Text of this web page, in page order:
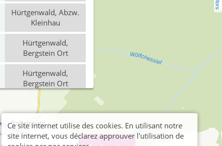
Hürtgenwald, Abzw.
Kleinhau
Hürtgenwald,
Bergstein Ort
Hürtgenwald,
Bergstein Ort
Hürtgenwald,
Bergstein Ort
Hürtgenwald, Abzw.
Kleinhau
Ce site internet utilise des cookies. En utilisant notre
site internet, vous déclarez approuver l'utilisation de